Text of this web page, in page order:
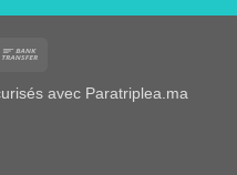
avec Paratriplea.ma